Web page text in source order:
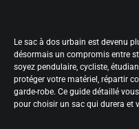
Le sac à dos urbain est devenu
désormais un compromis entre
soyez pendulaire, cycliste,
protéger votre matériel, répartir
garde-robe. Ce guide détaillé
pour choisir un sac qui durera et